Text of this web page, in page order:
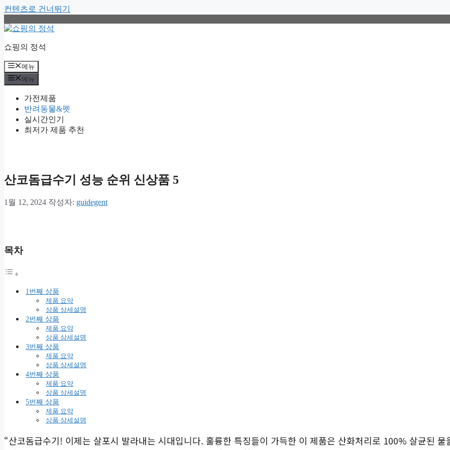
컨텐츠로 건너뛰기
쇼핑의 정석
메뉴
메뉴
가전제품
반려동물&펫
실시간인기
최저가 제품 추천
산코돔급수기 성능 순위 신상품 5
1월 12, 2024 작성자: guidegent
목차
1번째 상품
제품 요약
상품 상세설명
2번째 상품
제품 요약
상품 상세설명
3번째 상품
제품 요약
상품 상세설명
4번째 상품
제품 요약
상품 상세설명
5번째 상품
제품 요약
상품 상세설명
“산코돔급수기! 이제는 살포시 발라내는 시대입니다. 훌륭한 특징들이 가득한 이 제품은 산화처리로 100% 살균된 물